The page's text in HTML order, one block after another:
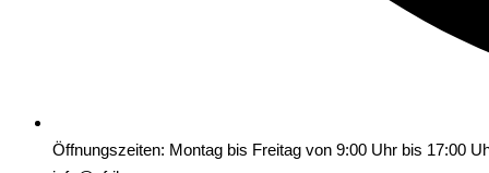
Öffnungszeiten: Montag bis Freitag von 9:00 Uhr bis 17:00